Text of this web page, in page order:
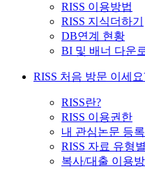
RISS 이용방법
RISS 지식더하기
DB연계 현황
BI 및 배너 다운
RISS 처음 방문 이세요
RISS란?
RISS 이용권한
내 관심논문 등
RISS 자료 유형
복사/대출 이용